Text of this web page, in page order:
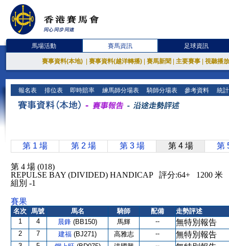
馬場活動 賽馬資訊 足球資訊
賽事資料(本地) 賽事資料(越洋轉播) 賽馬新聞 主要賽事 視聽播
報名表 排位表 即時賠率 練馬師分場表 騎師分場表 參考資料 統
第 1 場 第 2 場 第 3 場 第 4 場 第
第 4 場 (018)
REPULSE BAY (DIVIDED) HANDICAP 評分:64+ 1200
組別 -1
賽果
名次 馬號 馬名 騎師 配備
走勢評述
1
4 晨鋒 (BB150) 馬輝 -- 無特別報告
2 7 建福 (BJ271) 高雅志 -- 無特別報告